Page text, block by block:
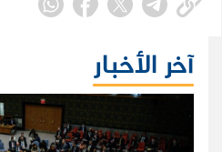
آخر الأخبار